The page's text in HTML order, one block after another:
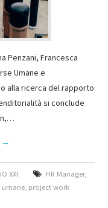
Penzani, Francesca
Umane e
alla ricerca del rapporto
si conclude
→
XXI HR Manager,
umane project work